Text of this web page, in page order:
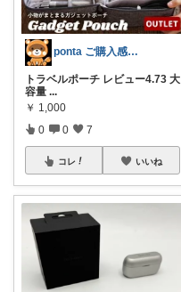
ponta ご購入感謝ですm(_ _)m
トラベルポーチ レビュー4.73 大
容量 ...
￥ 1,000
0 0 7
コレ いいね